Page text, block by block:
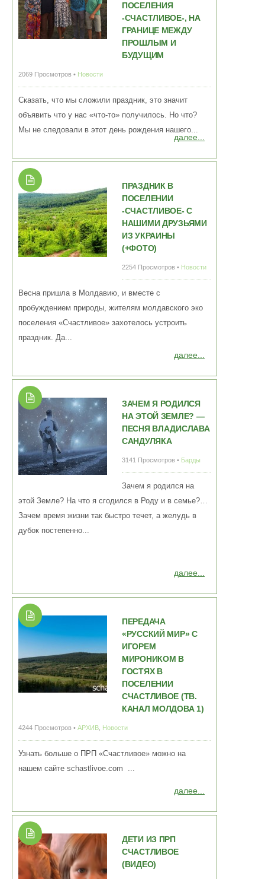
ПОСЕЛЕНИЯ
-СЧАСТЛИВОЕ-, НА
ГРАНИЦЕ МЕЖДУ
ПРОШЛЫМ И
БУДУЩИМ
2069 Просмотров • Новости
далее...
Сказать, что мы сложили праздник, это значит
объявить что у нас «что-то» получилось. Но что?
Мы не следовали в этот день рождения нашего...
ПРАЗДНИК В
ПОСЕЛЕНИИ
-СЧАСТЛИВОЕ- С
НАШИМИ ДРУЗЬЯМИ
ИЗ УКРАИНЫ
(+ФОТО)
2254 Просмотров • Новости
далее...
Весна пришла в Молдавию, и вместе с
пробуждением природы, жителям молдавского эко
поселения «Счастливое» захотелось устроить
праздник. Да...
ЗАЧЕМ Я РОДИЛСЯ
НА ЭТОЙ ЗЕМЛЕ? —
ПЕСНЯ ВЛАДИСЛАВА
САНДУЛЯКА
3141 Просмотров • Барды
далее...
Зачем я родился на
этой Земле? На что я сгодился в Роду и в семье?…
Зачем время жизни так быстро течет, а желудь в
дубок постепенно...
ПЕРЕДАЧА
«РУССКИЙ МИР» С
ИГОРЕМ
МИРОНИКОМ В
ГОСТЯХ В
ПОСЕЛЕНИИ
СЧАСТЛИВОЕ (ТВ.
КАНАЛ МОЛДОВА 1)
4244 Просмотров • АРХИВ Новости
далее...
Узнать больше о ПРП «Счастливое» можно на
нашем сайте schastlivoe.com ...
ДЕТИ ИЗ ПРП
СЧАСТЛИВОЕ
(ВИДЕО)